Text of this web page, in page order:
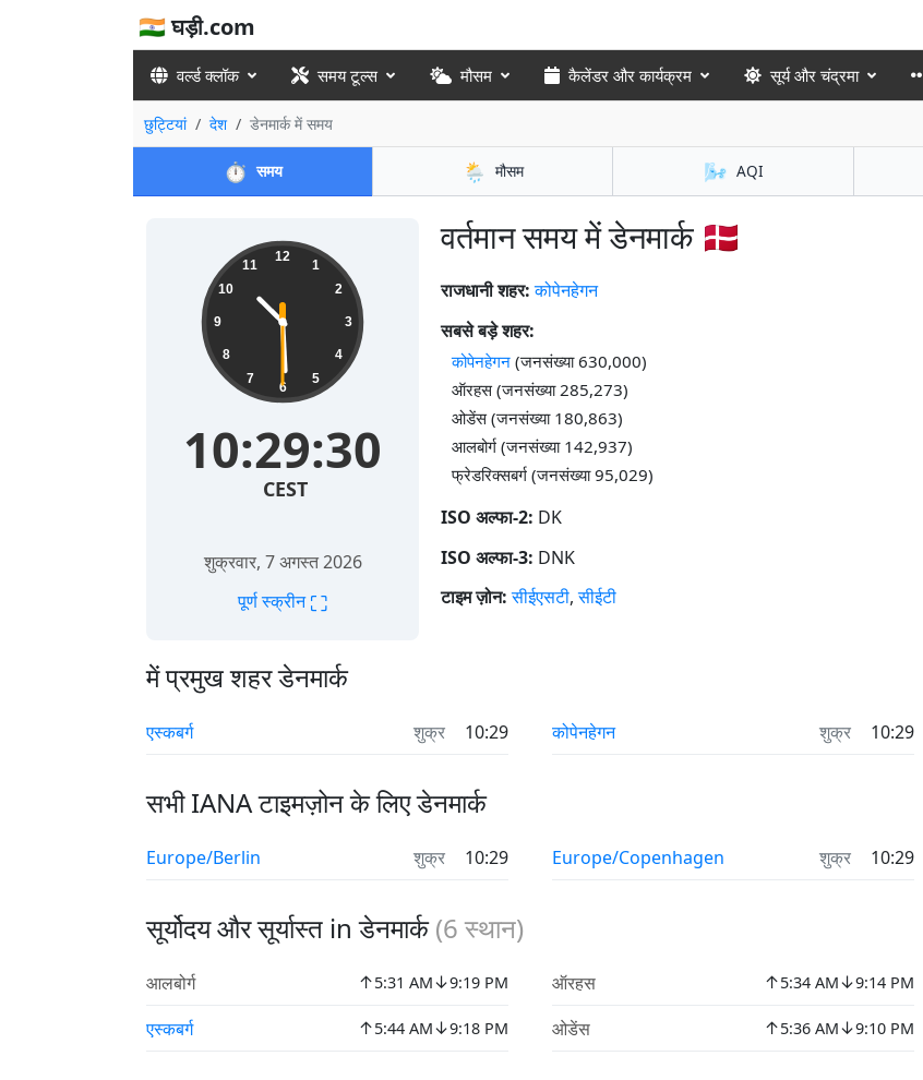
🇮🇳 घड़ी.com
वर्ल्ड क्लॉक समय टूल्स मौसम कैलेंडर और कार्यक्रम सूर्य और चंद्रमा
छुट्टियां देश डेनमार्क में समय
⏱️ समय 🌦️ मौसम 🌬️ AQI
वर्तमान समय में डेनमार्क 🇩🇰
12
1
2
3
4
5
6
7
8
9
10
11
10:29:31
CEST
शुक्रवार, 7 अगस्त 2026
पूर्ण स्क्रीन⛶
राजधानी शहर: कोपेनहेगन
सबसे बड़े शहर:
कोपेनहेगन (जनसंख्या 630,000)
ऑरहस (जनसंख्या 285,273)
ओडेंस (जनसंख्या 180,863)
आलबोर्ग (जनसंख्या 142,937)
फ्रेडरिक्सबर्ग (जनसंख्या 95,029)
ISO अल्फा-2: DK
ISO अल्फा-3: DNK
टाइम ज़ोन: सीईएसटी,सीईटी
में प्रमुख शहर डेनमार्क
एस्कबर्ग शुक्र 10:29 कोपेनहेगन शुक्र 10:29
सभी IANA टाइमज़ोन के लिए डेनमार्क
Europe/Berlin शुक्र 10:29 Europe/Copenhagen शुक्र 10:29
सूर्योदय और सूर्यास्त in डेनमार्क(6स्थान)
आलबोर्ग ↑5:31 AM↓9:19 PM
एस्कबर्ग ↑5:44 AM↓9:18 PM
ऑरहस ↑5:34 AM↓9:14 PM
ओडेंस ↑5:36 AM↓9:10 PM